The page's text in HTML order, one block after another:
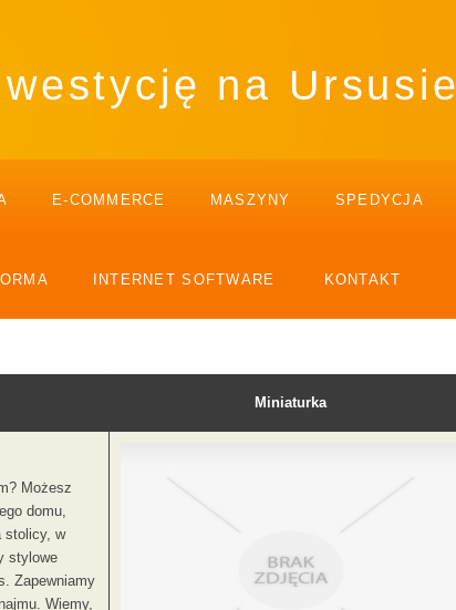
na Ursusie
E-COMMERCE MASZYNY SPEDYCJA
INTERNET SOFTWARE KONTAKT
Miniaturka
Możesz
domu,
stolicy, w
stylowe
Zapewniamy
Wiemy,